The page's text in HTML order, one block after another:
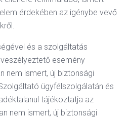
érdekében az igénybe vevő
és a szolgáltatás
esemény
nem ismert, új biztonsági
ügyfélszolgálatán és
tájékoztatja az
nem ismert, új biztonsági